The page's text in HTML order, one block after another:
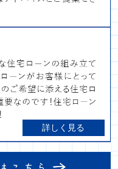
詳しく見る